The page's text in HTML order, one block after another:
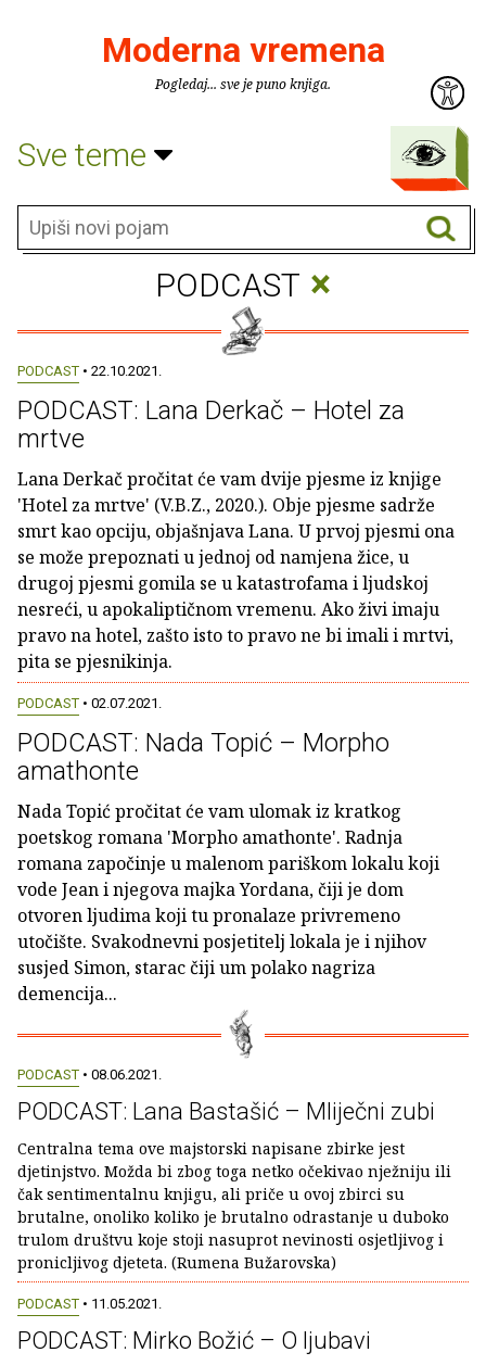
Moderna vremena
Pogledaj... sve je puno knjiga.
Sve teme
PODCAST ×
PODCAST • 22.10.2021.
PODCAST: Lana Derkač – Hotel za
mrtve
Lana Derkač pročitat će vam dvije pjesme iz knjige
'Hotel za mrtve' (V.B.Z., 2020.). Obje pjesme sadrže
smrt kao opciju, objašnjava Lana. U prvoj pjesmi ona
se može prepoznati u jednoj od namjena žice, u
drugoj pjesmi gomila se u katastrofama i ljudskoj
nesreći, u apokaliptičnom vremenu. Ako živi imaju
pravo na hotel, zašto isto to pravo ne bi imali i mrtvi,
pita se pjesnikinja.
PODCAST • 02.07.2021.
PODCAST: Nada Topić – Morpho
amathonte
Nada Topić pročitat će vam ulomak iz kratkog
poetskog romana 'Morpho amathonte'. Radnja
romana započinje u malenom pariškom lokalu koji
vode Jean i njegova majka Yordana, čiji je dom
otvoren ljudima koji tu pronalaze privremeno
utočište. Svakodnevni posjetitelj lokala je i njihov
susjed Simon, starac čiji um polako nagriza
demencija...
PODCAST • 08.06.2021.
PODCAST: Lana Bastašić – Mliječni zubi
Centralna tema ove majstorski napisane zbirke jest
djetinjstvo. Možda bi zbog toga netko očekivao nježniju ili
čak sentimentalnu knjigu, ali priče u ovoj zbirci su
brutalne, onoliko koliko je brutalno odrastanje u duboko
trulom društvu koje stoji nasuprot nevinosti osjetljivog i
pronicljivog djeteta. (Rumena Bužarovska)
PODCAST • 11.05.2021.
PODCAST: Mirko Božić – O ljubavi